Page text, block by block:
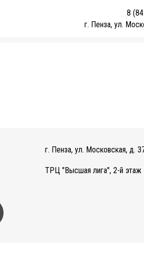
8
г. Пенза, ул.
г. Пенза, ул. Московская, д.
ТРЦ "Высшая лига", 2-й этаж